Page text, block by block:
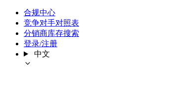
合规中心
竞争对手对照表
分销商库存搜索
登录/注册
中文